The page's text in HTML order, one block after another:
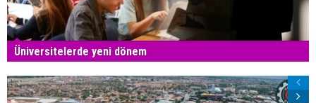
Üniversitelerde yeni dönem